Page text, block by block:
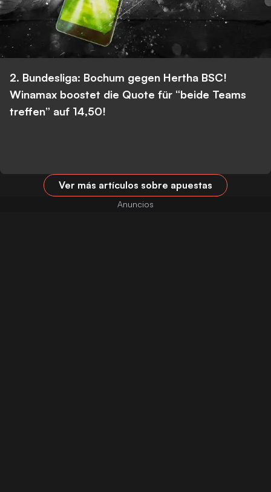
2. Bundesliga: Bochum gegen Hertha BSC!
Winamax boostet die Quote für “beide Teams
treffen” auf 14,50!
Ver más artículos sobre apuestas